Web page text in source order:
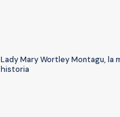
Lady Mary Wortley Montagu, la
historia